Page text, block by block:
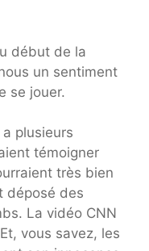
début de la
un sentiment
se jouer.
plusieurs
témoigner
très bien
déposé des
La vidéo CNN
vous savez, les